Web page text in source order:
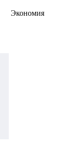
Экономия